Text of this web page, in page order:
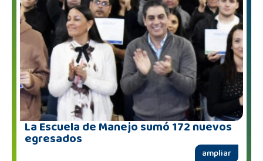
La Escuela de Manejo sumó 172 nuevos
egresados
ampliar